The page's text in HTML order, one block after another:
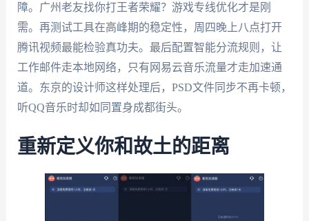
障。广州老友找你打王者荣耀？游戏专线优化才是刚
需。再测试工具在高峰期的稳定性，周四晚上八点打开
腾讯视频最能检验真功夫。最后配置智能分流规则，让
工作邮件走本地网络，只有网易云音乐流量才走加速通
道。东京的设计师这样处理后，PSD文件同步不再卡顿，
听QQ音乐时却如同置身成都街头。
重新定义你和故土的距离